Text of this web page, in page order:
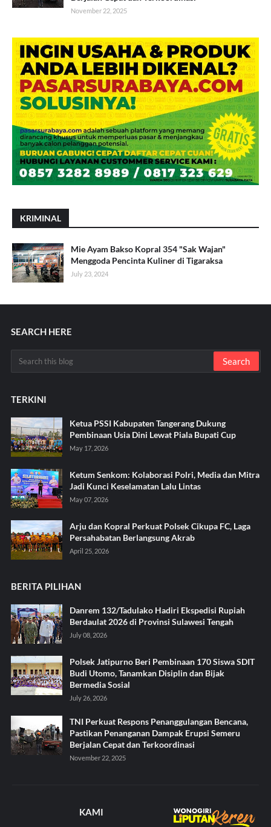
November 22, 2025
KRIMINAL
Mie Ayam Bakso Kopral 354 "Sak Wajan"
Menggoda Pencinta Kuliner di Tigaraksa
July 23, 2024
SEARCH HERE
TERKINI
Ketua PSSI Kabupaten Tangerang Dukung
Pembinaan Usia Dini Lewat Piala Bupati Cup
May 17, 2026
Ketum Senkom: Kolaborasi Polri, Media dan Mitra
Jadi Kunci Keselamatan Lalu Lintas
May 07, 2026
Arju dan Kopral Perkuat Polsek Cikupa FC, Laga
Persahabatan Berlangsung Akrab
April 25, 2026
BERITA PILIHAN
Danrem 132/Tadulako Hadiri Ekspedisi Rupiah
Berdaulat 2026 di Provinsi Sulawesi Tengah
July 08, 2026
Polsek Jatipurno Beri Pembinaan 170 Siswa SDIT
Budi Utomo, Tanamkan Disiplin dan Bijak
Bermedia Sosial
July 26, 2026
TNI Perkuat Respons Penanggulangan Bencana,
Pastikan Penanganan Dampak Erupsi Semeru
Berjalan Cepat dan Terkoordinasi
November 22, 2025
KAMI